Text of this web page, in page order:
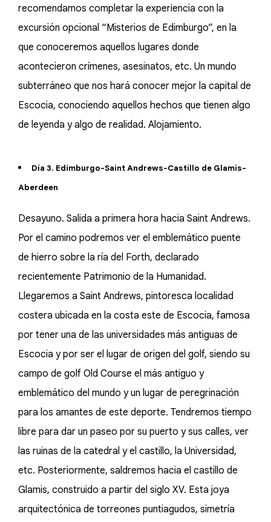
recomendamos completar la experiencia con la
excursión opcional “Misterios de Edimburgo”, en la
que conoceremos aquellos lugares donde
acontecieron crímenes, asesinatos, etc. Un mundo
subterráneo que nos hará conocer mejor la capital de
Escocia, conociendo aquellos hechos que tienen algo
de leyenda y algo de realidad. Alojamiento.
Día 3. Edimburgo-Saint Andrews-Castillo de Glamis-
Aberdeen
Desayuno. Salida a primera hora hacia Saint Andrews.
Por el camino podremos ver el emblemático puente
de hierro sobre la ría del Forth, declarado
recientemente Patrimonio de la Humanidad.
Llegaremos a Saint Andrews, pintoresca localidad
costera ubicada en la costa este de Escocia, famosa
por tener una de las universidades más antiguas de
Escocia y por ser el lugar de origen del golf, siendo su
campo de golf Old Course el más antiguo y
emblemático del mundo y un lugar de peregrinación
para los amantes de este deporte. Tendremos tiempo
libre para dar un paseo por su puerto y sus calles, ver
las ruinas de la catedral y el castillo, la Universidad,
etc. Posteriormente, saldremos hacia el castillo de
Glamis, construido a partir del siglo XV. Esta joya
arquitectónica de torreones puntiagudos, simetría